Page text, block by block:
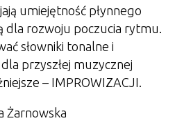
umiejętność płynnego
dla rozwoju poczucia rytmu.
słowniki tonalne i
przyszłej muzycznej
– IMPROWIZACJI.
Żarnowska